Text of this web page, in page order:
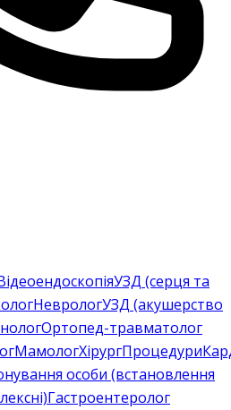
УЗД (серця та
НеврологУЗД (акушерство
Ортопед-травматолог
МамологХірургПроцедури
особи (встановлення
Гастроентеролог